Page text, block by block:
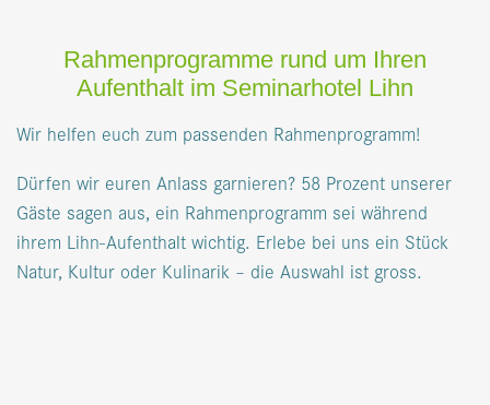
Rahmenprogramme rund um Ihren
Aufenthalt im Seminarhotel Lihn
Wir helfen euch zum passenden Rahmenprogramm!
Dürfen wir euren Anlass garnieren? 58 Prozent unserer
Gäste sagen aus, ein Rahmenprogramm sei während
ihrem Lihn-Aufenthalt wichtig. Erlebe bei uns ein Stück
Natur, Kultur oder Kulinarik – die Auswahl ist gross.